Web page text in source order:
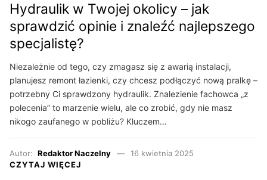
Hydraulik w Twojej okolicy – jak
sprawdzić opinie i znaleźć najlepszego
specjalistę?
Niezależnie od tego, czy zmagasz się z awarią instalacji,
planujesz remont łazienki, czy chcesz podłączyć nową pralkę –
potrzebny Ci sprawdzony hydraulik. Znalezienie fachowca „z
polecenia” to marzenie wielu, ale co zrobić, gdy nie masz
nikogo zaufanego w pobliżu? Kluczem…
Autor: Redaktor Naczelny
16 kwietnia 2025
CZYTAJ WIĘCEJ